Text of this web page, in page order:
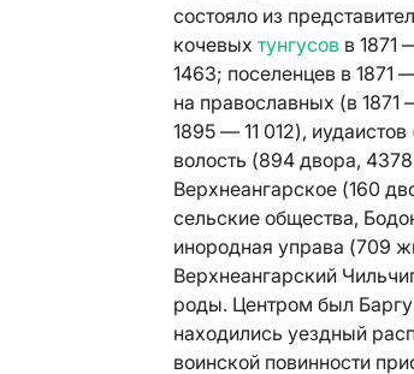
состояло из
кочевых тунгусов в 1871
1463; поселенцев в 1871
на православных (в 1871
1895 — 11 012),
волость (894 двора,
Верхнеангарское (160
сельские общества,
инородная управа (709
Верхнеангарский
роды. Центром был
находились уездный
воинской повинности